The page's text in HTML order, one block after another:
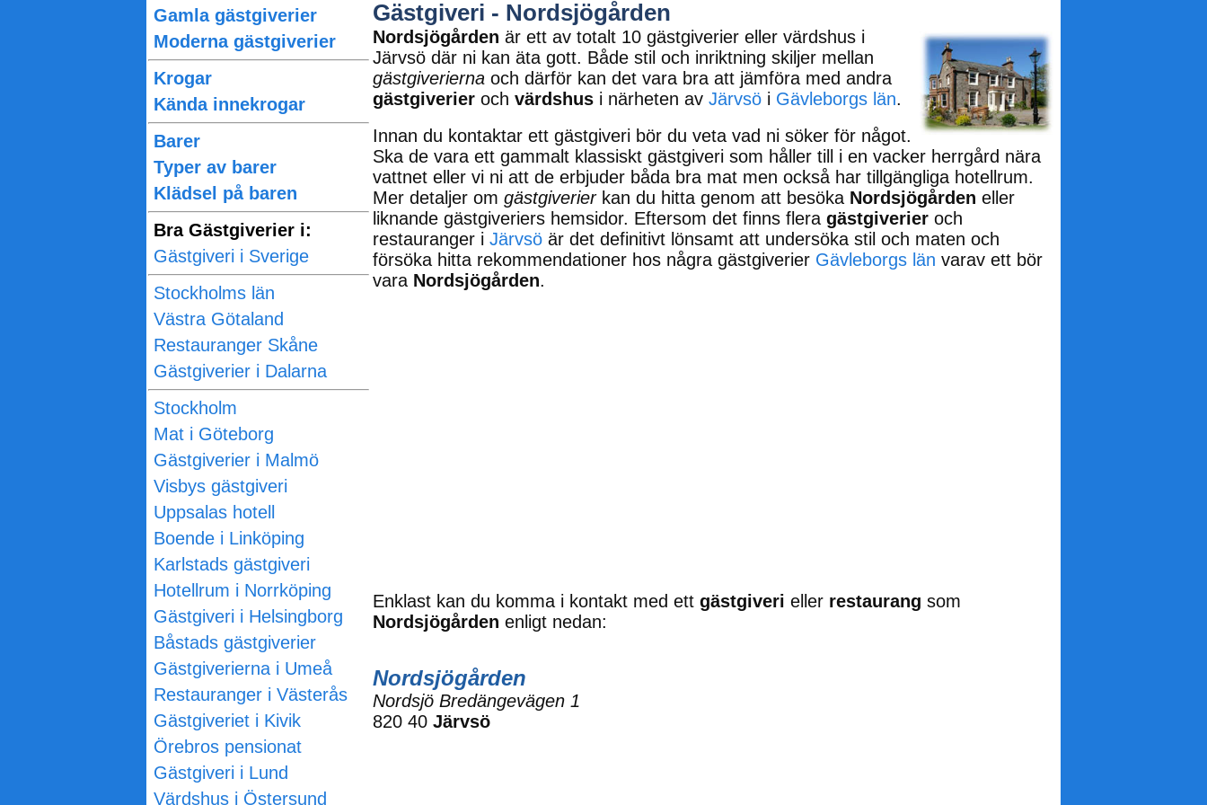
Gamla gästgiverier
Moderna gästgiverier
Krogar
Kända innekrogar
Barer
Typer av barer
Klädsel på baren
Bra Gästgiverier i:
Gästgiveri i Sverige
Stockholms län
Västra Götaland
Restauranger Skåne
Gästgiverier i Dalarna
Stockholm
Mat i Göteborg
Gästgiverier i Malmö
Visbys gästgiveri
Uppsalas hotell
Boende i Linköping
Karlstads gästgiveri
Hotellrum i Norrköping
Gästgiveri i Helsingborg
Båstads gästgiverier
Gästgiverierna i Umeå
Restauranger i Västerås
Gästgiveriet i Kivik
Örebros pensionat
Gästgiveri i Lund
Värdshus i Östersund
Gästgiveri - Nordsjögården
Nordsjögården är ett av totalt 10 gästgiverier eller värdshus i
Järvsö där ni kan äta gott. Både stil och inriktning skiljer mellan
gästgiverierna och därför kan det vara bra att jämföra med andra
gästgiverier och värdshus i närheten av Järvsö i Gävleborgs län.
Innan du kontaktar ett gästgiveri bör du veta vad ni söker för något.
Ska de vara ett gammalt klassiskt gästgiveri som håller till i en vacker herrgård nära
vattnet eller vi ni att de erbjuder båda bra mat men också har tillgängliga hotellrum.
Mer detaljer om gästgiverierkan du hitta genom att besöka Nordsjögården eller
liknande gästgiveriers hemsidor. Eftersom det finns flera gästgiverier och
restauranger i Järvsö är det definitivt lönsamt att undersöka stil och maten och
försöka hitta rekommendationer hos några gästgiverier Gävleborgs län varav ett bör
vara Nordsjögården.
Enklast kan du komma i kontakt med ett gästgiveri eller restaurang som
Nordsjögården enligt nedan:
Nordsjögården
Nordsjö Bredängevägen 1
820 40 Järvsö